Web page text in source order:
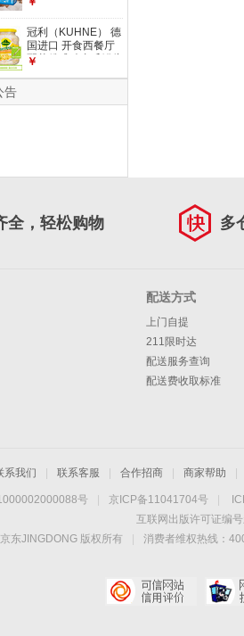
粉老人喜欢速溶牛奶
粉 调制乳粉400g
冠利（KUHNE） 德
国进口 开食西餐厅
配菜俄式酸青瓜罐头
￥
告
全，轻松购物 多
配送方式
上门自提
211限时达
配送服务查询
配送费收取标准
系我们 联系客服 合作招商 商家帮助
号 京ICP备11041704号
互联网出版许可证编
京东JINGDONG 版权所有 消费者维权热线：